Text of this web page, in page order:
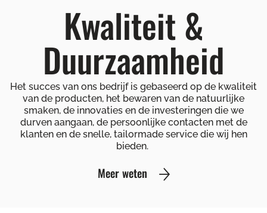
Kwaliteit &
Duurzaamheid
Het succes van ons bedrijf is gebaseerd op de kwaliteit
van de producten, het bewaren van de natuurlijke
smaken, de innovaties en de investeringen die we
durven aangaan, de persoonlijke contacten met de
klanten en de snelle, tailormade service die wij hen
bieden.
Meer weten